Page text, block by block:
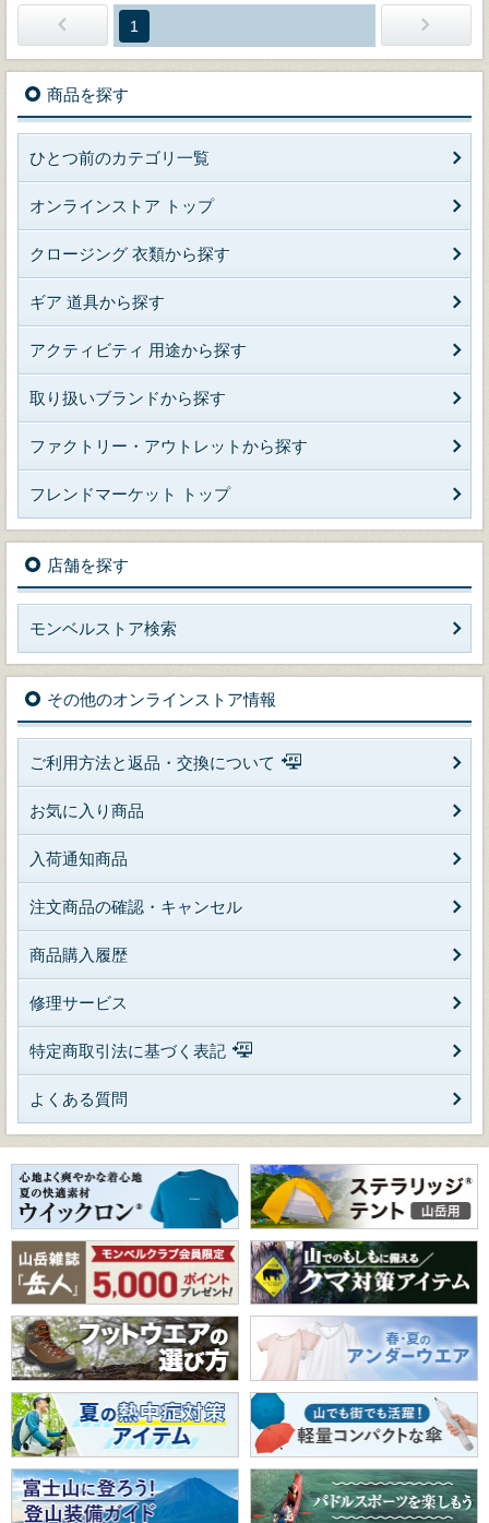
1
商品を探す
ひとつ前のカテゴリ一覧
オンラインストア トップ
クロージング 衣類から探す
ギア 道具から探す
アクティビティ 用途から探す
取り扱いブランドから探す
ファクトリー・アウトレットから探す
フレンドマーケット トップ
店舗を探す
モンベルストア検索
その他のオンラインストア情報
ご利用方法と返品・交換について
お気に入り商品
入荷通知商品
注文商品の確認・キャンセル
商品購入履歴
修理サービス
特定商取引法に基づく表記
よくある質問